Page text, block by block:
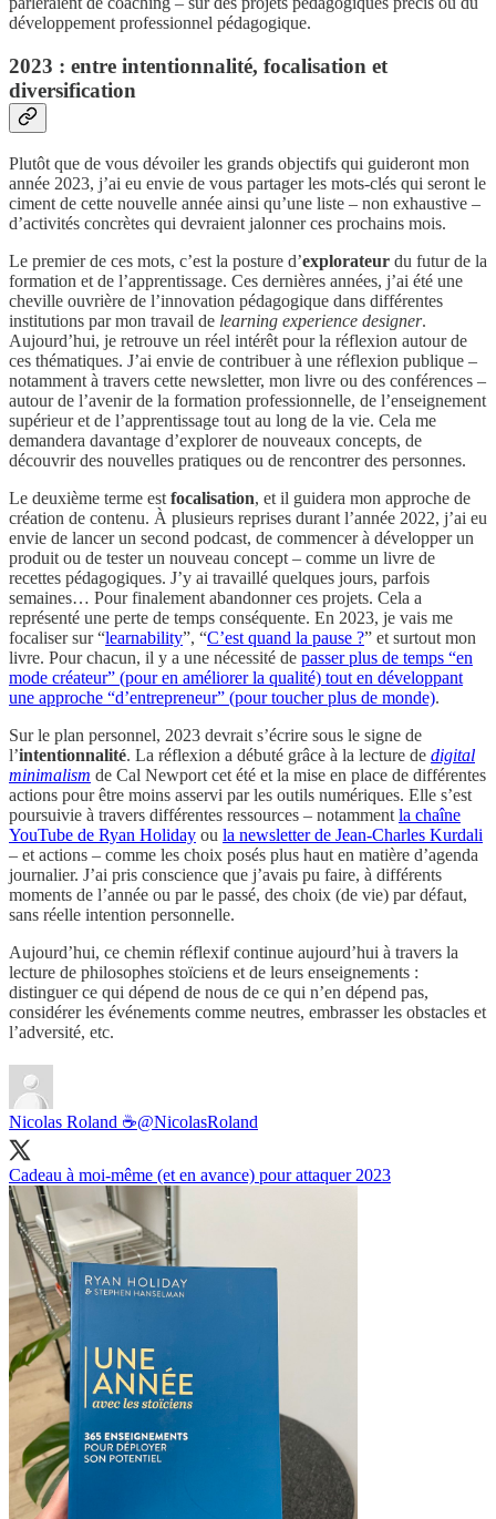
développement professionnel pédagogique.
2023 : entre intentionnalité, focalisation et
diversification
Plutôt que de vous dévoiler les grands objectifs qui guideront mon
année 2023, j’ai eu envie de vous partager les mots-clés qui seront le
ciment de cette nouvelle année ainsi qu’une liste – non exhaustive –
d’activités concrètes qui devraient jalonner ces prochains mois.
Le premier de ces mots, c’est la posture d’explorateur du futur de la
formation et de l’apprentissage. Ces dernières années, j’ai été une
cheville ouvrière de l’innovation pédagogique dans différentes
institutions par mon travail de learning experience designer.
Aujourd’hui, je retrouve un réel intérêt pour la réflexion autour de
ces thématiques. J’ai envie de contribuer à une réflexion publique –
notamment à travers cette newsletter, mon livre ou des conférences –
autour de l’avenir de la formation professionnelle, de l’enseignement
supérieur et de l’apprentissage tout au long de la vie. Cela me
demandera davantage d’explorer de nouveaux concepts, de
découvrir des nouvelles pratiques ou de rencontrer des personnes.
Le deuxième terme est focalisation, et il guidera mon approche de
création de contenu. À plusieurs reprises durant l’année 2022, j’ai eu
envie de lancer un second podcast, de commencer à développer un
produit ou de tester un nouveau concept – comme un livre de
recettes pédagogiques. J’y ai travaillé quelques jours, parfois
semaines… Pour finalement abandonner ces projets. Cela a
représenté une perte de temps conséquente. En 2023, je vais me
focaliser sur “learnability”, “C’est quand la pause ?” et surtout mon
livre. Pour chacun, il y a une nécessité de passer plus de temps “en
mode créateur” (pour en améliorer la qualité) tout en développant
une approche “d’entrepreneur” (pour toucher plus de monde).
Sur le plan personnel, 2023 devrait s’écrire sous le signe de
l’intentionnalité. La réflexion a débuté grâce à la lecture de digital
minimalism de Cal Newport cet été et la mise en place de différentes
actions pour être moins asservi par les outils numériques. Elle s’est
poursuivie à travers différentes ressources – notamment la chaîne
YouTube de Ryan Holiday ou la newsletter de Jean-Charles Kurdali
– et actions – comme les choix posés plus haut en matière d’agenda
journalier. J’ai pris conscience que j’avais pu faire, à différents
moments de l’année ou par le passé, des choix (de vie) par défaut,
sans réelle intention personnelle.
Aujourd’hui, ce chemin réflexif continue aujourd’hui à travers la
lecture de philosophes stoïciens et de leurs enseignements :
distinguer ce qui dépend de nous de ce qui n’en dépend pas,
considérer les événements comme neutres, embrasser les obstacles et
l’adversité, etc.
Nicolas Roland ☕️@NicolasRoland
Cadeau à moi-même (et en avance) pour attaquer 2023